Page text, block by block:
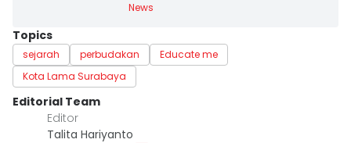
News
Topics
sejarah perbudakan
Educate me
Kota Lama Surabaya
Editorial Team
Editor
Talita Hariyanto